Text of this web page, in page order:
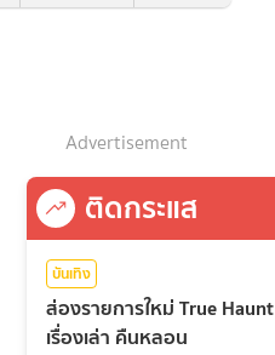
Advertisement
ติดกระแส
บันเทิง
ส่องรายการใหม่ True Haunt
เรื่องเล่า คืนหลอน